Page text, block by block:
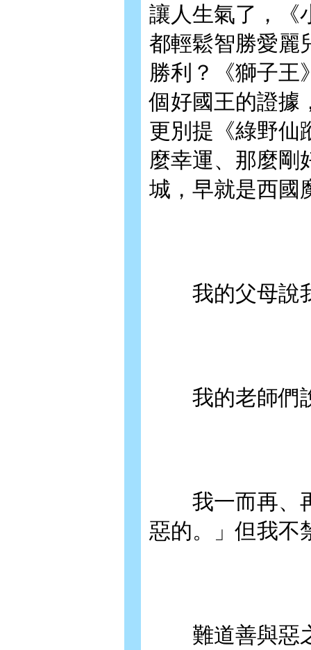
讓人生氣了，《
都輕鬆智勝愛麗
勝利？《獅子王
個好國王的證據
更別提《綠野仙
麼幸運、那麼剛
城，早就是西國
我的父母說我
我的老師們說
我一而再、再
惡的。」但我不
難道善與惡之